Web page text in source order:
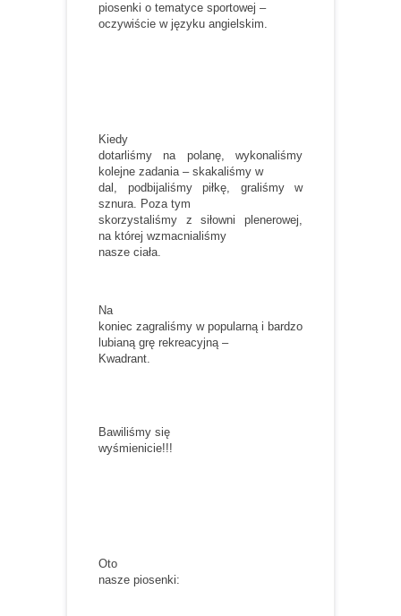
piosenki o tematyce sportowej –
oczywiście w języku angielskim.
Kiedy
dotarliśmy na polanę, wykonaliśmy
kolejne zadania – skakaliśmy w
dal, podbijaliśmy piłkę, graliśmy w
sznura. Poza tym
skorzystaliśmy z siłowni plenerowej,
na której wzmacnialiśmy
nasze ciała.
Na
koniec zagraliśmy w popularną i bardzo
lubianą grę rekreacyjną –
Kwadrant.
Bawiliśmy się
wyśmienicie!!!
Oto
nasze piosenki: